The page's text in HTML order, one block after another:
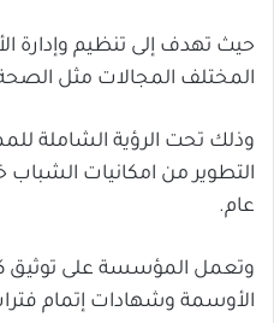
حيث تهدف إلى تنظيم وإدارة
المختلف المجالات مثل الصحة
التطوير من امكانيات
عام.
وتعمل المؤسسة على توثيق
الأوسمة وشهادات إتمام